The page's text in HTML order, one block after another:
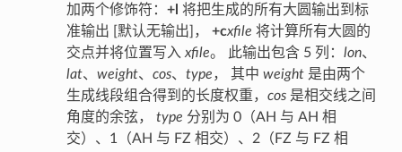
加两个修饰符： +l 将把生成的所有大圆输出到标
准输出 [默认无输出]， +cxfile 将计算所有大圆的
交点并将位置写入xfile。 此输出包含 5 列： lon、
lat、 weight、 cos、 type， 其中 weight是由两个
生成线段组合得到的长度权重， cos是相交线之间
角度的余弦， type 分别为 0（AH 与 AH 相
交）、1（AH 与 FZ 相交）、2（FZ 与 FZ 相